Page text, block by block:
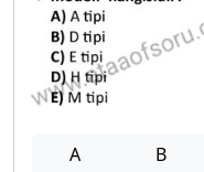
A B